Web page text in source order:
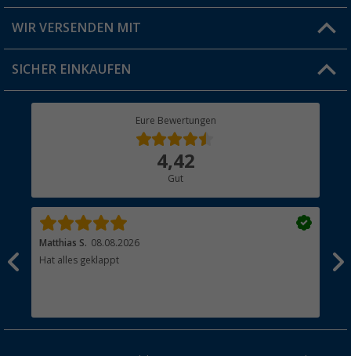
Jobs & Karriere
Versandinformationen
Rücksendung
WIR VERSENDEN MIT
SICHER EINKAUFEN
Eure Bewertungen
4,42
Gut
Matthias S. 08.08.2026
Hat alles geklappt